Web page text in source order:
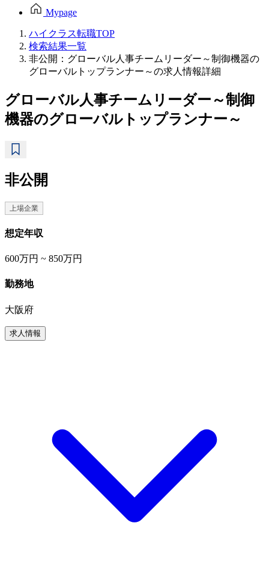
Mypage
ハイクラス転職TOP
検索結果一覧
非公開：グローバル人事チームリーダー～制御機器の
グローバルトップランナー～の求人情報詳細
グローバル人事チームリーダー～制御
機器のグローバルトップランナー～
非公開
上場企業
想定年収
600万円 ~ 850万円
勤務地
大阪府
求人情報